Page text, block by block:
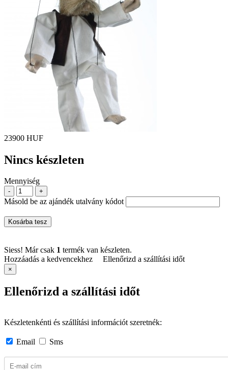
23900 HUF
Nincs készleten
Mennyiség
- +
Másold be az ajándék utalvány kódot
Kosárba tesz
Siess! Már csak 1 termék van készleten.
Hozzáadás a kedvencekhez
Ellenőrizd a szállítási időt
×
Ellenőrizd a szállítási időt
Készletenkénti és szállítási információt szeretnék:
Email Sms